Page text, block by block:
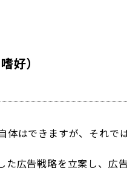
好）
はできますが、それで
広告戦略を立案し、